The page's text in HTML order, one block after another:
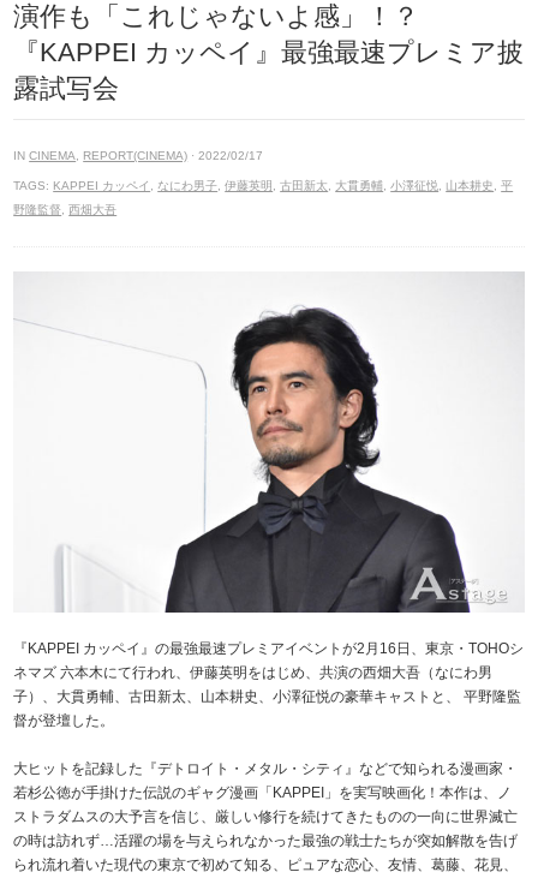
演作も「これじゃないよ感」！？
『KAPPEI カッペイ』最強最速プレミア披
露試写会
INCINEMA REPORT(CINEMA) · 2022/02/17
TAGS: KAPPEI カッペイ なにわ男子 ,伊藤英明 ,古田新太 大貫勇輔 ,小澤征悦 山本耕史 ,平
野隆監督 ,西畑大吾
『KAPPEI カッペイ』の最強最速プレミアイベントが2月16日、東京・TOHOシ
ネマズ 六本木にて行われ、伊藤英明をはじめ、共演の西畑大吾（なにわ男
子）、大貫勇輔、古田新太、山本耕史、小澤征悦の豪華キャストと、 平野隆監
督が登壇した。
大ヒットを記録した『デトロイト・メタル・シティ』などで知られる漫画家・
若杉公徳が手掛けた伝説のギャグ漫画「KAPPEI」を実写映画化！本作は、ノ
ストラダムスの大予言を信じ、厳しい修行を続けてきたものの一向に世界滅亡
の時は訪れず…活躍の場を与えられなかった最強の戦士たちが突如解散を告げ
られ流れ着いた現代の東京で初めて知る、ピュアな恋心、友情、葛藤、花見、